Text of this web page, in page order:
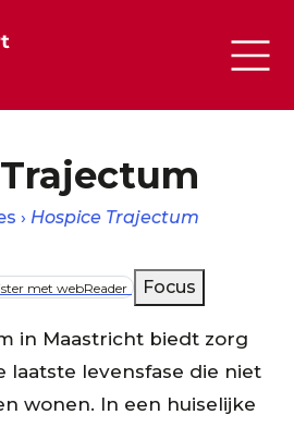
Hospice Trajectum
met webReader Focus
in Maastricht biedt zorg
laatste levensfase die niet
wonen. In een huiselijke